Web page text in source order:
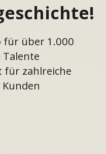
für über 1.000
für zahlreiche